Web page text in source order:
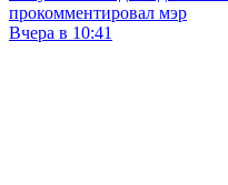
прокомментировал мэр
Вчера в 10:41